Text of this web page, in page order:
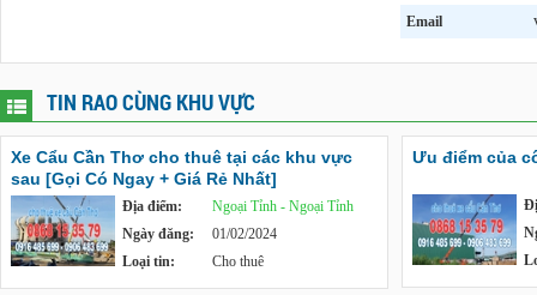
Email
TIN RAO CÙNG KHU VỰC
Xe Cẩu Cần Thơ cho thuê tại các khu vực
sau [Gọi Có Ngay + Giá Rẻ Nhất]
Địa điểm:
Ngoại Tỉnh - Ngoại Tỉnh
Ngày đăng:
01/02/2024
Loại tin:
Cho thuê
Ưu điểm của